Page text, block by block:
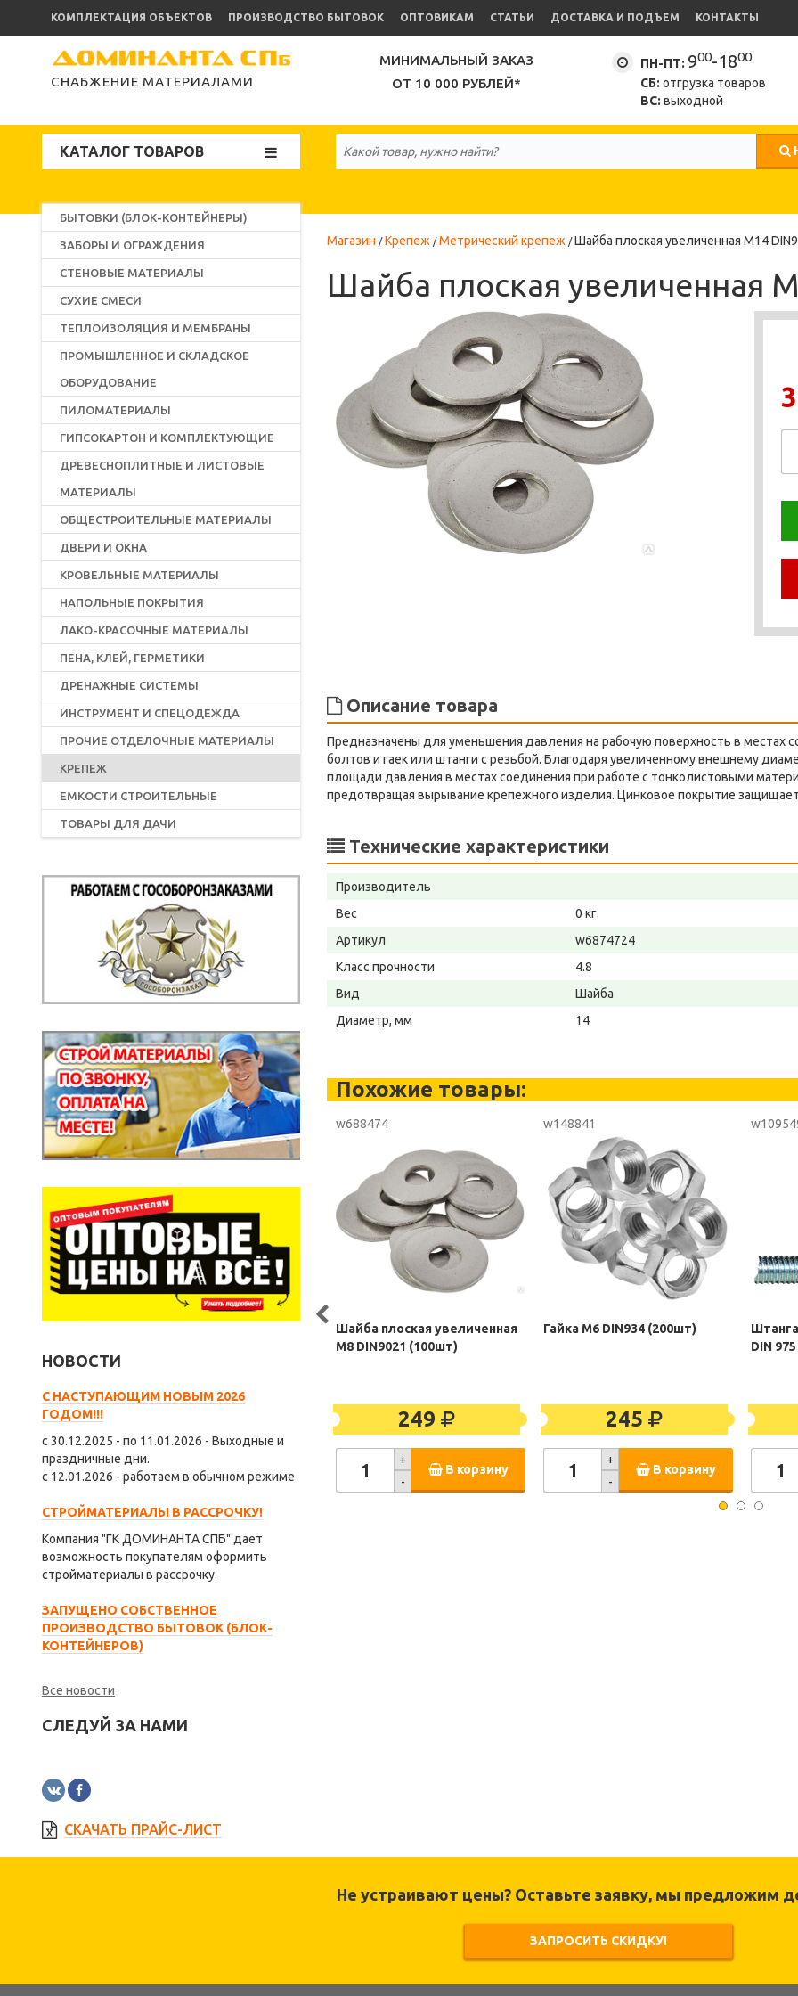
КОМПЛЕКТАЦИЯ ОБЪЕКТОВ ПРОИЗВОДСТВО БЫТОВОК ОПТОВИКАМ СТАТЬИ ДОСТАВКА И ПОДЪЕМ КОНТАКТЫ
СНАБЖЕНИЕ МАТЕРИАЛАМИ
МИНИМАЛЬНЫЙ ЗАКАЗ
ОТ 10 000 РУБЛЕЙ*
ПН-ПТ: 900-1800
СБ: отгрузка товаров
ВС: выходной
КАТАЛОГ ТОВАРОВ
БЫТОВКИ (БЛОК-КОНТЕЙНЕРЫ)
ЗАБОРЫ И ОГРАЖДЕНИЯ
СТЕНОВЫЕ МАТЕРИАЛЫ
СУХИЕ СМЕСИ
ТЕПЛОИЗОЛЯЦИЯ И МЕМБРАНЫ
ПРОМЫШЛЕННОЕ И СКЛАДСКОЕ
ОБОРУДОВАНИЕ
ПИЛОМАТЕРИАЛЫ
ГИПСОКАРТОН И КОМПЛЕКТУЮЩИЕ
ДРЕВЕСНОПЛИТНЫЕ И ЛИСТОВЫЕ
МАТЕРИАЛЫ
ОБЩЕСТРОИТЕЛЬНЫЕ МАТЕРИАЛЫ
ДВЕРИ И ОКНА
КРОВЕЛЬНЫЕ МАТЕРИАЛЫ
НАПОЛЬНЫЕ ПОКРЫТИЯ
ЛАКО-КРАСОЧНЫЕ МАТЕРИАЛЫ
ПЕНА, КЛЕЙ, ГЕРМЕТИКИ
ДРЕНАЖНЫЕ СИСТЕМЫ
ИНСТРУМЕНТ И СПЕЦОДЕЖДА
ПРОЧИЕ ОТДЕЛОЧНЫЕ МАТЕРИАЛЫ
КРЕПЕЖ
ЕМКОСТИ СТРОИТЕЛЬНЫЕ
ТОВАРЫ ДЛЯ ДАЧИ
НОВОСТИ
С НАСТУПАЮЩИМ НОВЫМ 2026
ГОДОМ!!!
с 30.12.2025 - по 11.01.2026 - Выходные и
праздничные дни.
с 12.01.2026 - работаем в обычном режиме
СТРОЙМАТЕРИАЛЫ В РАССРОЧКУ!
Компания "ГК ДОМИНАНТА СПБ" дает
возможность покупателям оформить
стройматериалы в рассрочку.
ЗАПУЩЕНО СОБСТВЕННОЕ
ПРОИЗВОДСТВО БЫТОВОК (БЛОК-
КОНТЕЙНЕРОВ)
Все новости
СЛЕДУЙ ЗА НАМИ
СКАЧАТЬ ПРАЙС-ЛИСТ
Магазин Крепеж Метрический крепеж Шайба плоская увеличенная М14
Шайба плоская увеличенная
Описание товара
Предназначены для уменьшения давления на рабочую поверхность в
болтов и гаек или штанги с резьбой. Благодаря увеличенному внешнему
площади давления в местах соединения при работе с тонколистовыми
предотвращая вырывание крепежного изделия. Цинковое покрытие
Технические характеристики
Производитель
Вес
0 кг.
Артикул
w6874724
Класс прочности
4.8
Вид
Шайба
Диаметр, мм
14
Похожие товары:
w688474
Шайба плоская увеличенная
М8 DIN9021 (100шт)
249
+
-
В корзину
w148841
Гайка М6 DIN934 (200шт)
245
+
-
В корзину
DIN 975
Не устраивают цены? Оставьте заявку, мы предложим
ЗАПРОСИТЬ СКИДКУ!